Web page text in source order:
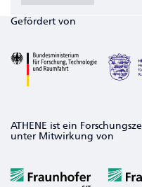
Gefördert von
ATHENE ist ein
unter Mitwirkung von